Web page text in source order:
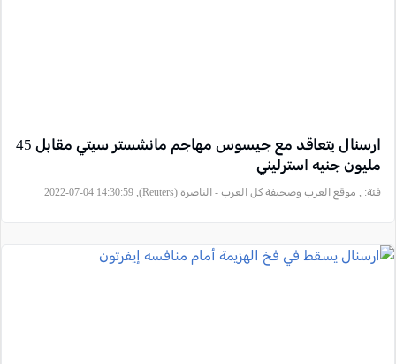
ارسنال يتعاقد مع جيسوس مهاجم مانشستر سيتي مقابل 45
مليون جنيه استرليني
فئة: , موقع العرب وصحيفة كل العرب - الناصرة (Reuters), 2022-07-04 14:30:59